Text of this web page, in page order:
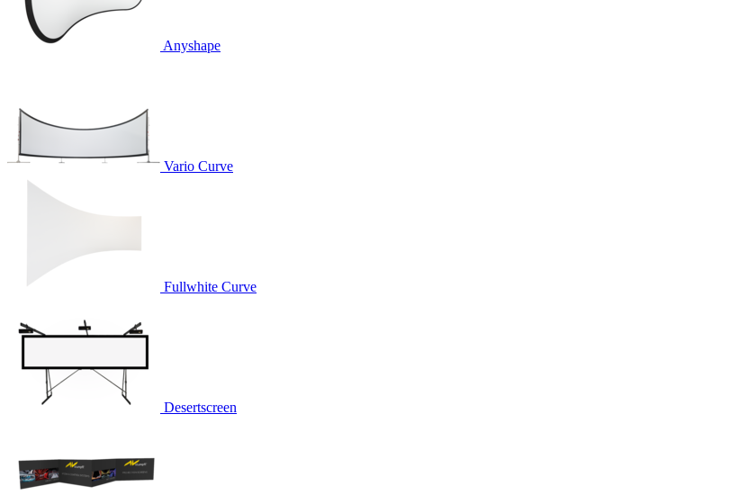
Anyshape
Vario Curve
Fullwhite Curve
Desertscreen